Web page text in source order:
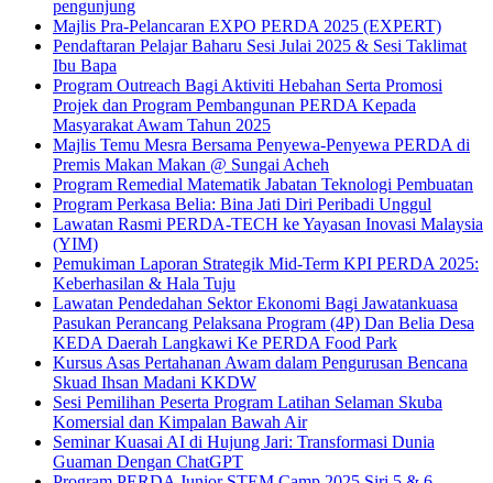
pengunjung
Majlis Pra-Pelancaran EXPO PERDA 2025 (EXPERT)
Pendaftaran Pelajar Baharu Sesi Julai 2025 & Sesi Taklimat
Ibu Bapa
Program Outreach Bagi Aktiviti Hebahan Serta Promosi
Projek dan Program Pembangunan PERDA Kepada
Masyarakat Awam Tahun 2025
Majlis Temu Mesra Bersama Penyewa-Penyewa PERDA di
Premis Makan Makan @ Sungai Acheh
Program Remedial Matematik Jabatan Teknologi Pembuatan
Program Perkasa Belia: Bina Jati Diri Peribadi Unggul
Lawatan Rasmi PERDA-TECH ke Yayasan Inovasi Malaysia
(YIM)
Pemukiman Laporan Strategik Mid-Term KPI PERDA 2025:
Keberhasilan & Hala Tuju
Lawatan Pendedahan Sektor Ekonomi Bagi Jawatankuasa
Pasukan Perancang Pelaksana Program (4P) Dan Belia Desa
KEDA Daerah Langkawi Ke PERDA Food Park
Kursus Asas Pertahanan Awam dalam Pengurusan Bencana
Skuad Ihsan Madani KKDW
Sesi Pemilihan Peserta Program Latihan Selaman Skuba
Komersial dan Kimpalan Bawah Air
Seminar Kuasai AI di Hujung Jari: Transformasi Dunia
Guaman Dengan ChatGPT